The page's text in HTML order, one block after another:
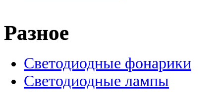
Разное
Светодиодные фонарики
Светодиодные лампы